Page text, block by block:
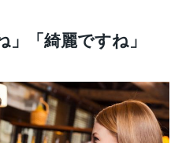
」「綺麗ですね」